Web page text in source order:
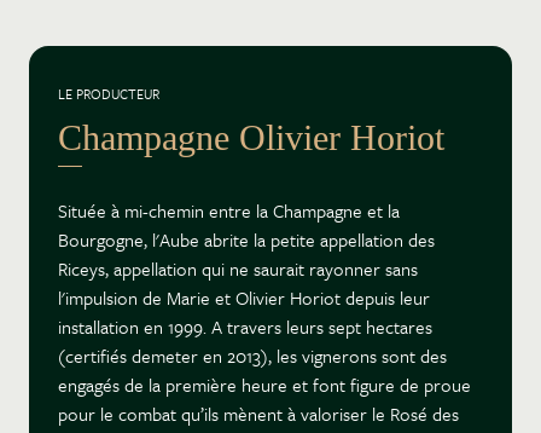
LE PRODUCTEUR
Champagne Olivier Horiot
Située à mi-chemin entre la Champagne et la
Bourgogne, l'Aube abrite la petite appellation des
Riceys, appellation qui ne saurait rayonner sans
l'impulsion de Marie et Olivier Horiot depuis leur
installation en 1999. A travers leurs sept hectares
(certifiés demeter en 2013), les vignerons sont des
engagés de la première heure et font figure de proue
pour le combat qu’ils mènent à valoriser le Rosé des